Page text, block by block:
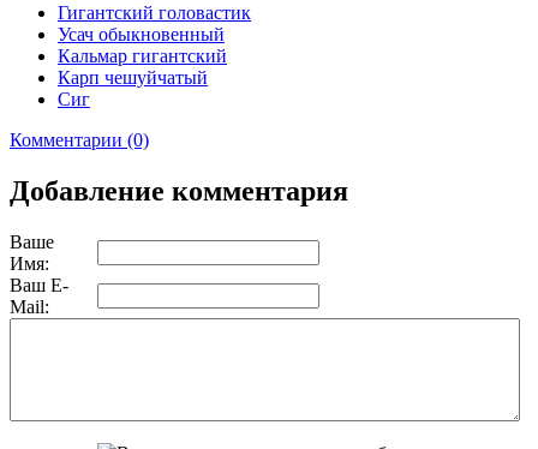
Гигантский головастик
Усач обыкновенный
Кальмар гигантский
Карп чешуйчатый
Сиг
Комментарии (0)
Добавление комментария
Ваше
Имя:
Ваш E-
Mail: